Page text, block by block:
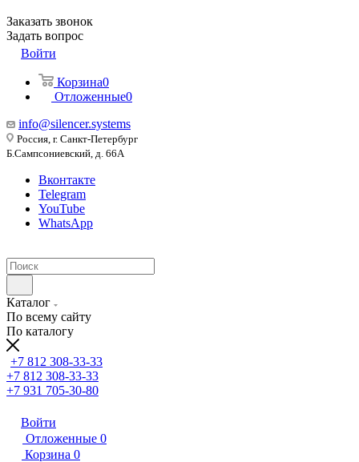
Заказать звонок
Задать вопрос
Войти
Корзина0
Отложенные0
info@silencer.systems
Россия, г. Санкт-Петербург
Б.Сампсониевский, д. 66А
Вконтакте
Telegram
YouTube
WhatsApp
Каталог
По всему сайту
По каталогу
+7 812 308-33-33
+7 812 308-33-33
+7 931 705-30-80
Войти
Отложенные 0
Корзина 0